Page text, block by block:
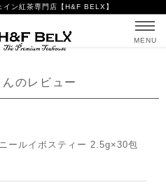
ン紅茶専門店【H&F BELX】
MENU
のレビュー
ールイボスティー 2.5g×30包